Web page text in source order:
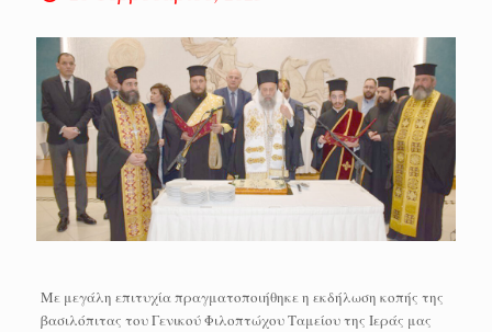
Με μεγάλη επιτυχία πραγματοποιήθηκε η εκδήλωση κοπής της
βασιλόπιτας του Γενικού Φιλοπτώχου Ταμείου της Ιεράς μας